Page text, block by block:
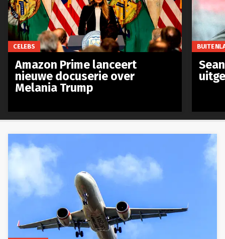
CELEBS
Amazon Prime lanceert
nieuwe docuserie over
Melania Trump